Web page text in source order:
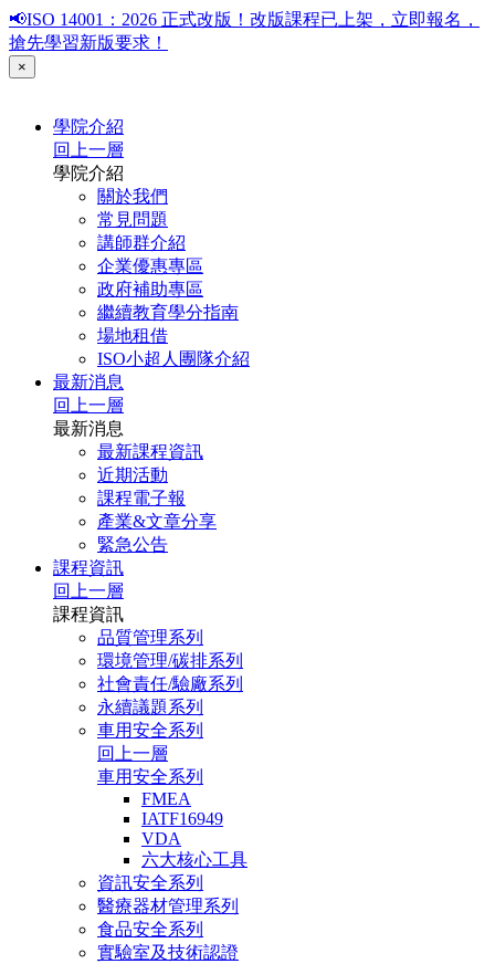
📢ISO 14001：2026 正式改版！改版課程已上架，立即報名，
搶先學習新版要求！
×
學院介紹
回上一層
學院介紹
關於我們
常見問題
講師群介紹
企業優惠專區
政府補助專區
繼續教育學分指南
場地租借
ISO小超人團隊介紹
最新消息
回上一層
最新消息
最新課程資訊
近期活動
課程電子報
產業&文章分享
緊急公告
課程資訊
回上一層
課程資訊
品質管理系列
環境管理/碳排系列
社會責任/驗廠系列
永續議題系列
車用安全系列
回上一層
車用安全系列
FMEA
IATF16949
VDA
六大核心工具
資訊安全系列
醫療器材管理系列
食品安全系列
實驗室及技術認證